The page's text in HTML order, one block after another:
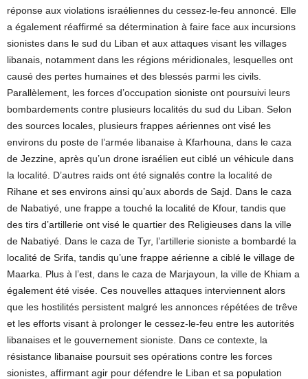
réponse aux violations israéliennes du cessez-le-feu annoncé. Elle
a également réaffirmé sa détermination à faire face aux incursions
sionistes dans le sud du Liban et aux attaques visant les villages
libanais, notamment dans les régions méridionales, lesquelles ont
causé des pertes humaines et des blessés parmi les civils.
Parallèlement, les forces d’occupation sioniste ont poursuivi leurs
bombardements contre plusieurs localités du sud du Liban. Selon
des sources locales, plusieurs frappes aériennes ont visé les
environs du poste de l’armée libanaise à Kfarhouna, dans le caza
de Jezzine, après qu’un drone israélien eut ciblé un véhicule dans
la localité. D’autres raids ont été signalés contre la localité de
Rihane et ses environs ainsi qu’aux abords de Sajd. Dans le caza
de Nabatiyé, une frappe a touché la localité de Kfour, tandis que
des tirs d’artillerie ont visé le quartier des Religieuses dans la ville
de Nabatiyé. Dans le caza de Tyr, l’artillerie sioniste a bombardé la
localité de Srifa, tandis qu’une frappe aérienne a ciblé le village de
Maarka. Plus à l’est, dans le caza de Marjayoun, la ville de Khiam a
également été visée. Ces nouvelles attaques interviennent alors
que les hostilités persistent malgré les annonces répétées de trêve
et les efforts visant à prolonger le cessez-le-feu entre les autorités
libanaises et le gouvernement sioniste. Dans ce contexte, la
résistance libanaise poursuit ses opérations contre les forces
sionistes, affirmant agir pour défendre le Liban et sa population